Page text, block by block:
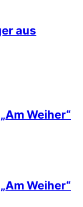
aus
Weiher“
Weiher“